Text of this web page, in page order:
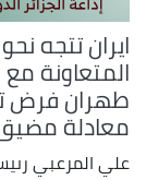
ايران تتجه
المتعاونة
طهران فرض
معادلة
علي المرعبي